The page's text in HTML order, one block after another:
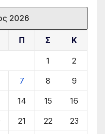
2026
Π Σ Κ
1 2
7 8 9
14 15 16
21 22 23